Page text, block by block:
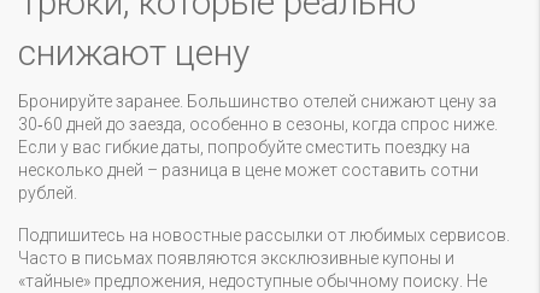
снижают цену
Бронируйте заранее. Большинство отелей снижают цену за
30‑60 дней до заезда, особенно в сезоны, когда спрос ниже.
Если у вас гибкие даты, попробуйте сместить поездку на
несколько дней – разница в цене может составить сотни
рублей.
Подпишитесь на новостные рассылки от любимых сервисов.
Часто в письмах появляются эксклюзивные купоны и
«тайные» предложения, недоступные обычному поиску. Не